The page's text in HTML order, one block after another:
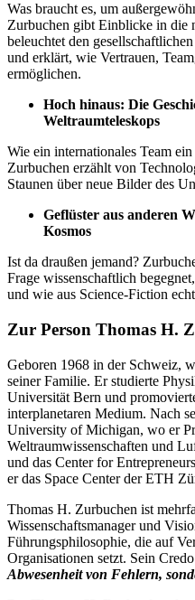
Was braucht es, um
Zurbuchen gibt Einblicke in die
beleuchtet den
und erklärt, wie Vertrauen,
ermöglichen.
Hoch hinaus: Die
Weltraumteleskops
Wie ein internationales Team
Zurbuchen erzählt von
Staunen über neue Bilder des
Geflüster aus anderen
Kosmos
Ist da draußen jemand?
Frage wissenschaftlich
und wie aus Science-Fiction
Zur Person Thomas H.
Geboren 1968 in der Schweiz,
seiner Familie. Er studierte
Universität Bern und
interplanetaren Medium. Nach
University of Michigan, wo er
Weltraumwissenschaften und
und das Center for
er das Space Center der ETH
Thomas H. Zurbuchen ist
Wissenschaftsmanager und
Führungsphilosophie, die auf
Organisationen setzt. Sein
Abwesenheit von Fehlern,